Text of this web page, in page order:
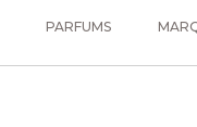
PARFUMS